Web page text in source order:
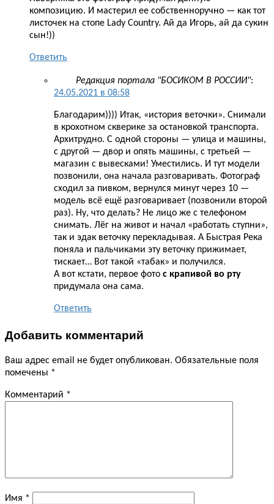
композицию. И мастерил ее собственноручно — как тот
листочек на стопе Lady Country. Ай да Игорь, ай да сукин
сын!))
Ответить
Редакция портала "БОСИКОМ В РОССИИ":
24.05.2021 в 08:58
Благодарим)))) Итак, «история веточки». Снимали
в крохотном скверике за остановкой транспорта.
Архитрудно. С одной стороны — улица и машины,
с другой — двор и опять машины, с третьей —
магазин с вывесками! Уместились. И тут модели
позвонили, она начала разговаривать. Фотограф
сходил за пивком, вернулся минут через 10 —
модель всё ещё разговаривает (позвонили второй
раз). Ну, что делать? Не лицо же с телефоном
снимать. Лёг на живот и начал «работать ступни»,
так и эдак веточку перекладывая. А Быстрая Река
поняла и пальчиками эту веточку прижимает,
тискает… Вот такой «табак» и получился.
А вот кстати, первое фото с крапивой во рту
придумала она сама.
Ответить
Добавить комментарий
Ваш адрес email не будет опубликован. Обязательные поля
помечены *
Комментарий *
Имя *